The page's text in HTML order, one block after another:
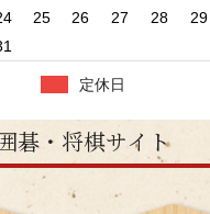
25 26 27 28
29
定休日
碁・将棋サイト